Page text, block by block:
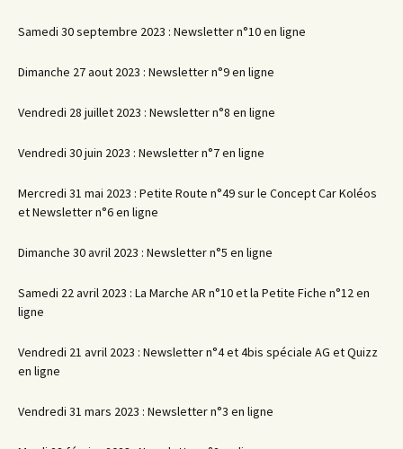
Samedi 30 septembre 2023 : Newsletter n°10 en ligne
Dimanche 27 aout 2023 : Newsletter n°9 en ligne
Vendredi 28 juillet 2023 : Newsletter n°8 en ligne
Vendredi 30 juin 2023 : Newsletter n°7 en ligne
Mercredi 31 mai 2023 : Petite Route n°49 sur le Concept Car Koléos
et Newsletter n°6 en ligne
Dimanche 30 avril 2023 : Newsletter n°5 en ligne
Samedi 22 avril 2023 : La Marche AR n°10 et la Petite Fiche n°12 en
ligne
Vendredi 21 avril 2023 : Newsletter n°4 et 4bis spéciale AG et Quizz
en ligne
Vendredi 31 mars 2023 : Newsletter n°3 en ligne